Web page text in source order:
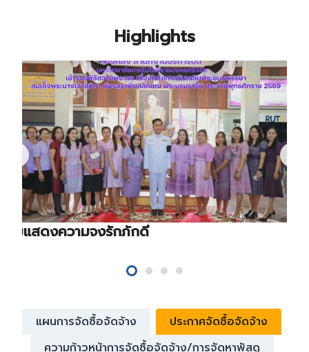
Highlights
ร่วมแสดงความจงรักภักดี
แผนการจัดซื้อจัดจ้าง
ประกาศจัดซื้อจัดจ้าง
ความก้าวหน้าการจัดซื้อจัดจ้าง/การจัดหาพัสดุ